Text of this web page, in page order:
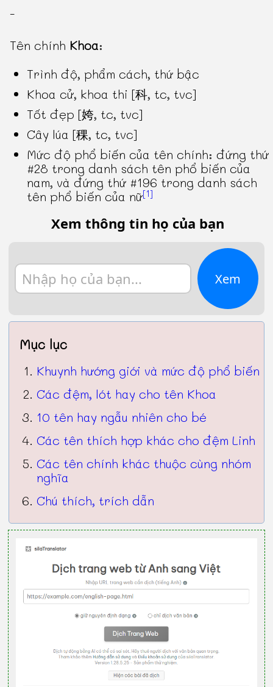
-
Tên chính Khoa:
Trình độ, phẩm cách, thứ bậc
Khoa cử, khoa thi [科, tc, tvc]
Tốt đẹp [姱, tc, tvc]
Cây lúa [稞, tc, tvc]
Mức độ phổ biến của tên chính: đứng thứ
#28 trong danh sách tên phổ biến của
nam, và đứng thứ #196 trong danh sách
tên phổ biến của nữ[1]
Xem thông tin họ của bạn
Xem
Mục lục
Khuynh hướng giới và mức độ phổ biến
Các đệm, lót hay cho tên Khoa
10 tên hay ngẫu nhiên cho bé
Các tên thích hợp khác cho đệm Linh
Các tên chính khác thuộc cùng nhóm
nghĩa
Chú thích, trích dẫn